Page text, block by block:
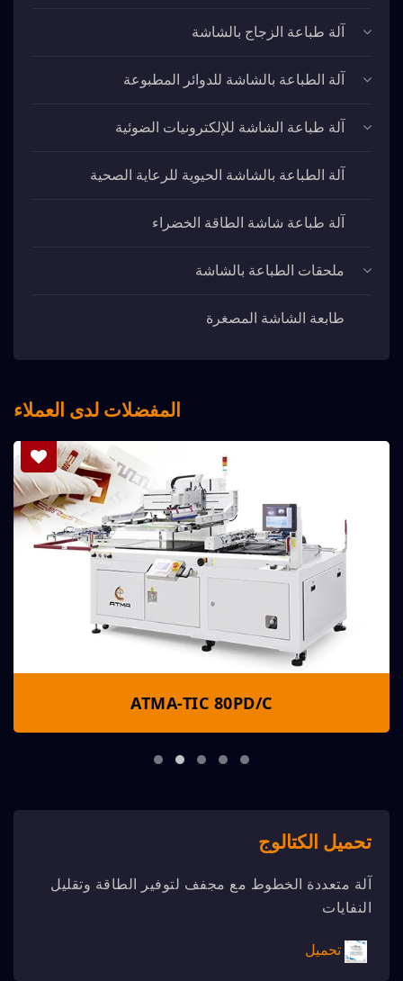
آلة طباعة الزجاج بالشاشة
آلة الطباعة بالشاشة للدوائر المطبوعة
آلة طباعة الشاشة للإلكترونيات الضوئية
آلة الطباعة بالشاشة الحيوية للرعاية الصحية
آلة طباعة شاشة الطاقة الخضراء
ملحقات الطباعة بالشاشة
طابعة الشاشة المصغرة
المفضلات لدى العملاء
ATMA-TIC 80PD/C
تحميل الكتالوج
آلة متعددة الخطوط مع مجفف لتوفير الطاقة وتقليل
النفايات
تحميل